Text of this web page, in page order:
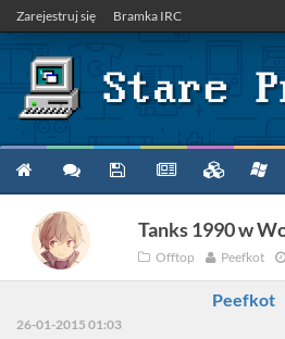
Zarejestruj się Bramka IRC
Tanks 1990 w
Offtop Peefkot
Peefkot
26-01-2015 01:03